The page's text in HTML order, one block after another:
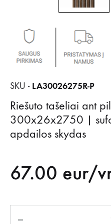
SKU - LA30026275R-P
Riešuto tašeliai ant
300x26x2750 |
apdailos skydas
67.00 eur/